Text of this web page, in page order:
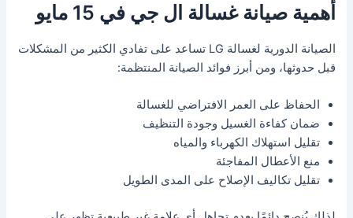
أهمية صيانة غسالة ال جي في 15 مايو
الصيانة الدورية لغسالة LG تساعد على تفادي الكثير من المشكلات
قبل حدوثها، ومن أبرز فوائد الصيانة المنتظمة:
الحفاظ على العمر الافتراضي للغسالة
ضمان كفاءة الغسيل وجودة التنظيف
تقليل استهلاك الكهرباء والمياه
منع الأعطال المفاجئة
تقليل تكاليف الإصلاح على المدى الطويل